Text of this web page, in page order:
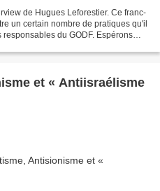
de Hugues Leforestier. Ce franc-
un certain nombre de pratiques qu'il
du GODF. Espérons
et « Antiisraélisme